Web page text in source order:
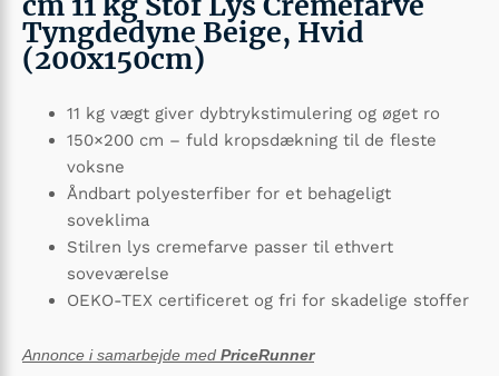
Tyngdedyne Beige, Hvid
(200x150cm)
11 kg vægt giver dybtrykstimulering og øget ro
150×200 cm – fuld kropsdækning til de fleste
voksne
Åndbart polyesterfiber for et behageligt
soveklima
Stilren lys cremefarve passer til ethvert
soveværelse
OEKO-TEX certificeret og fri for skadelige stoffer
Annonce i samarbejde med PriceRunner